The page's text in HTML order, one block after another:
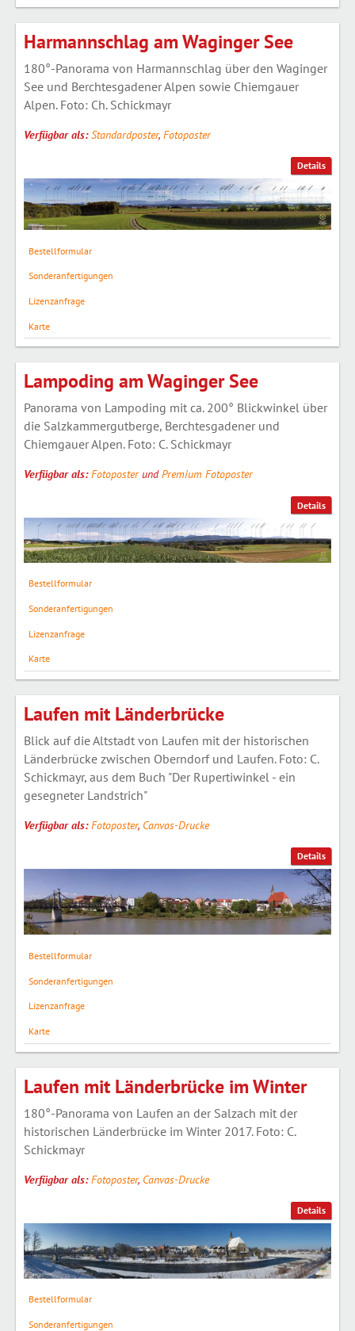
Details
Harmannschlag am Waginger See
180°-Panorama von Harmannschlag über den Waginger
See und Berchtesgadener Alpen sowie Chiemgauer
Alpen. Foto: Ch. Schickmayr
Verfügbar als:Standardposter, Fotoposter
Bestellformular
Sonderanfertigungen
Lizenzanfrage
Karte
Details
Lampoding am Waginger See
Panorama von Lampoding mit ca. 200° Blickwinkel über
die Salzkammergutberge, Berchtesgadener und
Chiemgauer Alpen. Foto: C. Schickmayr
Verfügbar als:FotoposterundPremium Fotoposter
Bestellformular
Sonderanfertigungen
Lizenzanfrage
Karte
Details
Laufen mit Länderbrücke
Blick auf die Altstadt von Laufen mit der historischen
Länderbrücke zwischen Oberndorf und Laufen. Foto: C.
Schickmayr, aus dem Buch "Der Rupertiwinkel - ein
gesegneter Landstrich"
Verfügbar als:Fotoposter, Canvas-Drucke
Bestellformular
Sonderanfertigungen
Lizenzanfrage
Karte
Details
Laufen mit Länderbrücke im Winter
180°-Panorama von Laufen an der Salzach mit der
historischen Länderbrücke im Winter 2017. Foto: C.
Schickmayr
Verfügbar als:Fotoposter, Canvas-Drucke
Bestellformular
Sonderanfertigungen